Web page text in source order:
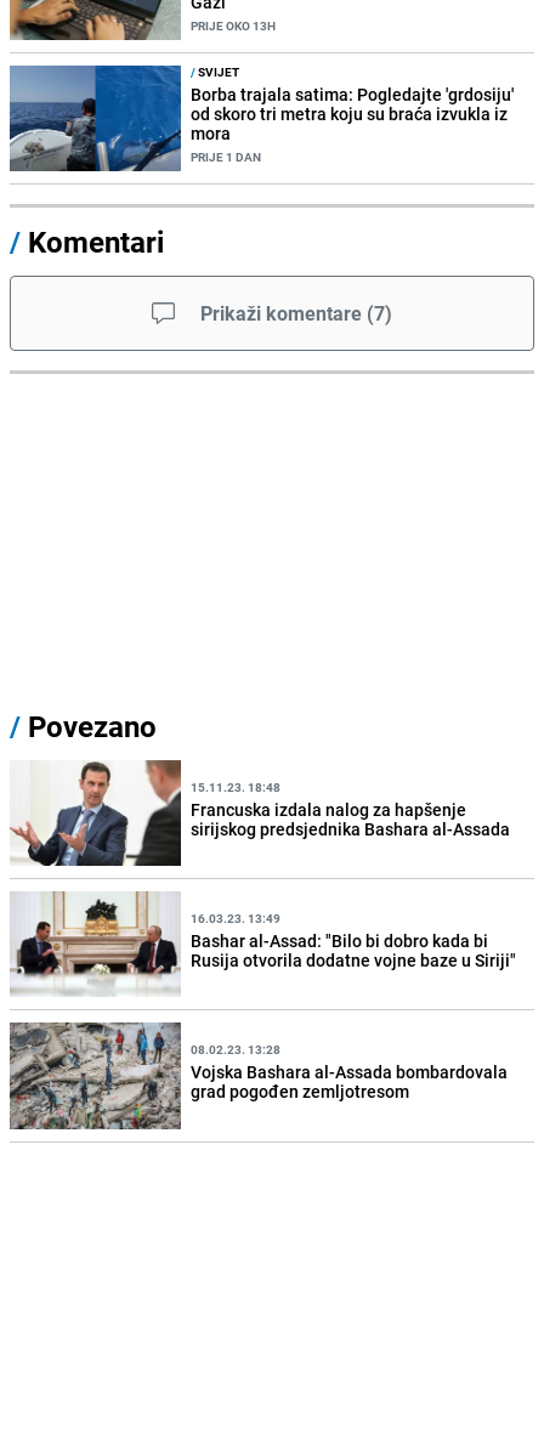
PRIJE OKO 13H
/SVIJET
Borba trajala satima: Pogledajte 'grdosiju'
od skoro tri metra koju su braća izvukla iz
mora
PRIJE 1 DAN
/ Komentari
Prikaži komentare (7)
/ Povezano
15.11.23. 18:48
Francuska izdala nalog za hapšenje
sirijskog predsjednika Bashara al-Assada
16.03.23. 13:49
Bashar al-Assad: "Bilo bi dobro kada bi
Rusija otvorila dodatne vojne baze u Siriji"
08.02.23. 13:28
Vojska Bashara al-Assada bombardovala
grad pogođen zemljotresom